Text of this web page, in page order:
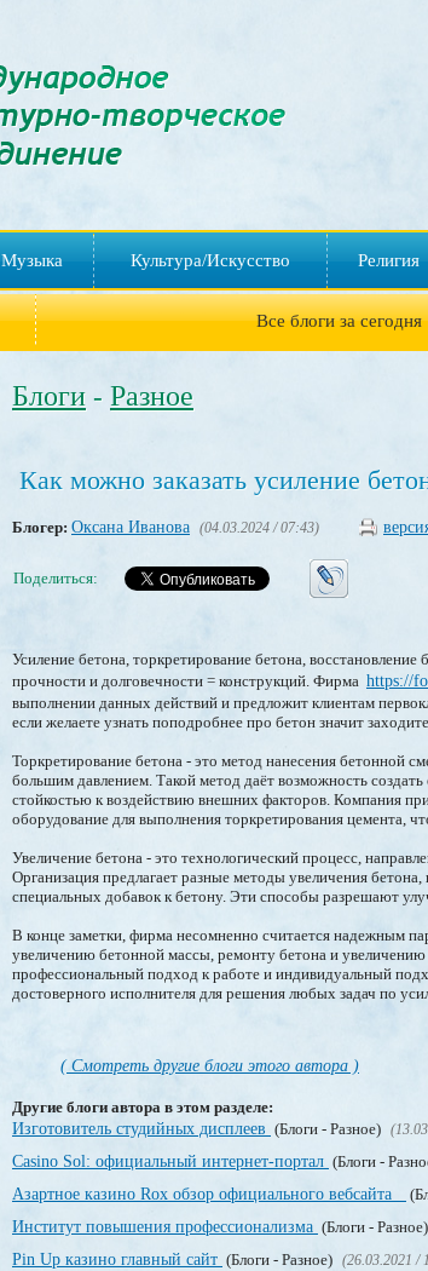
Музыка Культура/Искусство Религия
Все блоги за сегодня
Блоги - Разное
Как можно заказать усиление
Блогер: Оксана Иванова (04.03.2024 / 07:43)
Поделиться:
Усиление бетона, торкретирование бетона,
прочности и долговечности = конструкций. Фирма https://
выполнении данных действий и предложит клиентам
если желаете узнать поподробнее про бетон значит
Торкретирование бетона - это метод нанесения бетонной
большим давлением. Такой метод даёт возможность
стойкостью к воздействию внешних факторов. Компания
оборудование для выполнения торкретирования цемента,
Увеличение бетона - это технологический процесс,
Организация предлагает разные методы увеличения
специальных добавок к бетону. Эти способы разрешают
В конце заметки, фирма несомненно считается надежным
увеличению бетонной массы, ремонту бетона и
профессиональный подход к работе и индивидуальный
достоверного исполнителя для решения любых задач по
( Смотреть другие блоги этого автора )
Другие блоги автора в этом разделе:
Изготовитель студийных дисплеев (Блоги - Разное)
Casino Sol: официальный интернет-портал (Блоги -
Азартное казино Rox обзор официального вебсайта
Институт повышения профессионализма (Блоги - Разное)
Pin Up казино главный сайт (Блоги - Разное) (26.03.2021 /